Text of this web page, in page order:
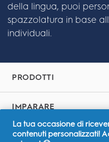
della lingua, puoi
spazzolatura in base
individuali.
PRODOTTI
IMPARARE
SITI CORRELATI
La tua occasione di
contenuti personalizzati!